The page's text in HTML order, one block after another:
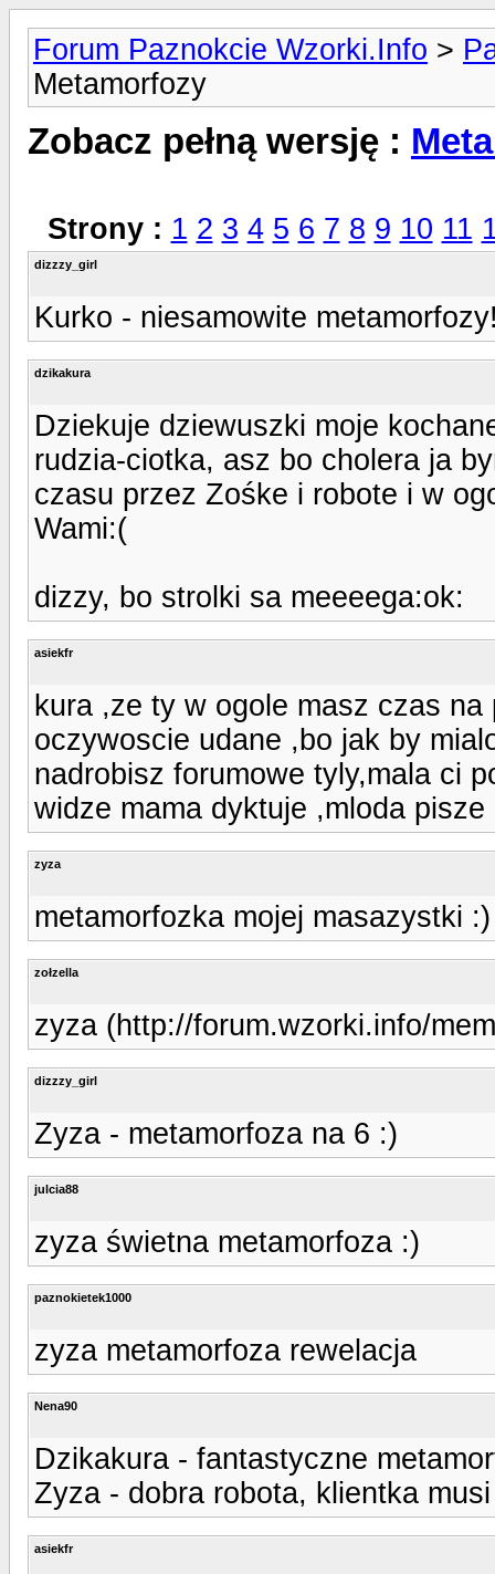
Forum Paznokcie Wzorki.Info >
Metamorfozy
Zobacz pełną wersję :
Strony : 1 2 3 4 5 6 7 8 9 10 11
dizzzy_girl
Kurko - niesamowite
dzikakura
Dziekuje dziewuszki moje
rudzia-ciotka, asz bo cholera ja
czasu przez Zośke i robote i w
Wami:(
dizzy, bo strolki sa meeeega:ok:
asiekfr
kura ,ze ty w ogole masz czas
oczywoscie udane ,bo jak by
nadrobisz forumowe tyly,mala ci
widze mama dyktuje ,mloda pisze
zyza
metamorfozka mojej masazystki :)
zołzella
zyza (http://forum.wzorki.info/
dizzzy_girl
Zyza - metamorfoza na 6 :)
julcia88
zyza świetna metamorfoza :)
paznokietek1000
zyza metamorfoza rewelacja
Nena90
Dzikakura - fantastyczne
Zyza - dobra robota, klientka
asiekfr